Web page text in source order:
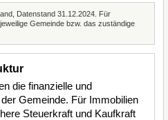
Datenstand 31.12.2024. Für
Gemeinde bzw. das zuständige
die finanzielle und
Gemeinde. Für Immobilien
Steuerkraft und Kaufkraft